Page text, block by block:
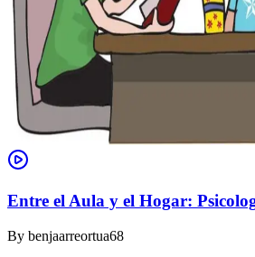
Entre el Aula y el Hogar:
By benjaarreortua68